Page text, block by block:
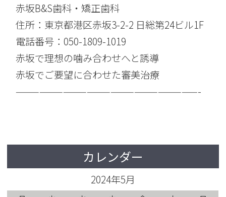
赤坂B&S歯科・矯正歯科
住所：東京都港区赤坂3-2-2 日総第24ビル1F
電話番号：050-1809-1019
赤坂で理想の噛み合わせへと誘導
赤坂でご要望に合わせた審美治療
———————————————————————-
カレンダー
2024年5月